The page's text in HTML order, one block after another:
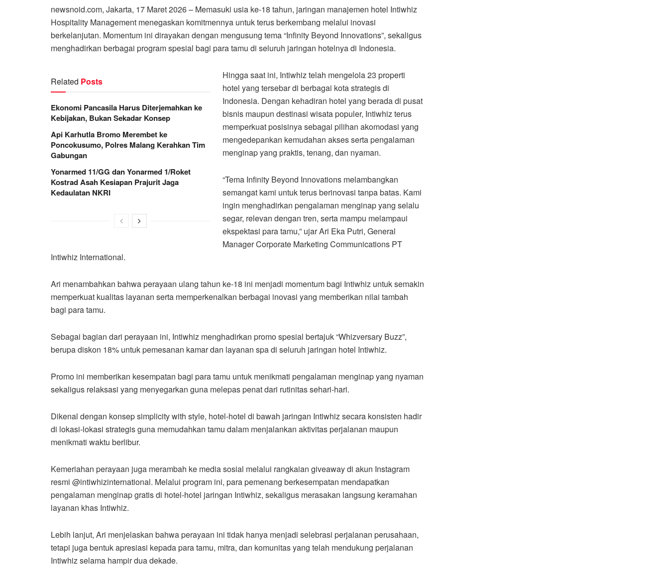
newsnoid.com, Jakarta, 17 Maret 2026 – Memasuki usia ke-18 tahun, jaringan manajemen hotel Intiwhiz
Hospitality Management menegaskan komitmennya untuk terus berkembang melalui inovasi
berkelanjutan. Momentum ini dirayakan dengan mengusung tema “Infinity Beyond Innovations”, sekaligus
menghadirkan berbagai program spesial bagi para tamu di seluruh jaringan hotelnya di Indonesia.
Related Posts
Ekonomi Pancasila Harus Diterjemahkan ke
Kebijakan, Bukan Sekadar Konsep
Api Karhutla Bromo Merembet ke
Poncokusumo, Polres Malang Kerahkan Tim
Gabungan
Yonarmed 11/GG dan Yonarmed 1/Roket
Kostrad Asah Kesiapan Prajurit Jaga
Kedaulatan NKRI
Hingga saat ini, Intiwhiz telah mengelola 23 properti
hotel yang tersebar di berbagai kota strategis di
Indonesia. Dengan kehadiran hotel yang berada di pusat
bisnis maupun destinasi wisata populer, Intiwhiz terus
memperkuat posisinya sebagai pilihan akomodasi yang
mengedepankan kemudahan akses serta pengalaman
menginap yang praktis, tenang, dan nyaman.
“Tema Infinity Beyond Innovations melambangkan
semangat kami untuk terus berinovasi tanpa batas. Kami
ingin menghadirkan pengalaman menginap yang selalu
segar, relevan dengan tren, serta mampu melampaui
ekspektasi para tamu,” ujar Ari Eka Putri, General
Manager Corporate Marketing Communications PT
Intiwhiz International.
Ari menambahkan bahwa perayaan ulang tahun ke-18 ini menjadi momentum bagi Intiwhiz untuk semakin
memperkuat kualitas layanan serta memperkenalkan berbagai inovasi yang memberikan nilai tambah
bagi para tamu.
Sebagai bagian dari perayaan ini, Intiwhiz menghadirkan promo spesial bertajuk “Whizversary Buzz”,
berupa diskon 18% untuk pemesanan kamar dan layanan spa di seluruh jaringan hotel Intiwhiz.
Promo ini memberikan kesempatan bagi para tamu untuk menikmati pengalaman menginap yang nyaman
sekaligus relaksasi yang menyegarkan guna melepas penat dari rutinitas sehari-hari.
Dikenal dengan konsep simplicity with style, hotel-hotel di bawah jaringan Intiwhiz secara konsisten hadir
di lokasi-lokasi strategis guna memudahkan tamu dalam menjalankan aktivitas perjalanan maupun
menikmati waktu berlibur.
Kemeriahan perayaan juga merambah ke media sosial melalui rangkaian giveaway di akun Instagram
resmi @intiwhizinternational. Melalui program ini, para pemenang berkesempatan mendapatkan
pengalaman menginap gratis di hotel-hotel jaringan Intiwhiz, sekaligus merasakan langsung keramahan
layanan khas Intiwhiz.
Lebih lanjut, Ari menjelaskan bahwa perayaan ini tidak hanya menjadi selebrasi perjalanan perusahaan,
tetapi juga bentuk apresiasi kepada para tamu, mitra, dan komunitas yang telah mendukung perjalanan
Intiwhiz selama hampir dua dekade.